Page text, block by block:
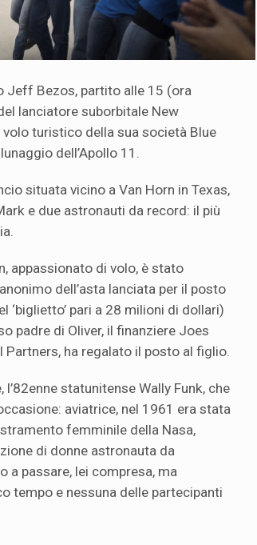
Jeff Bezos, partito alle 15 (ora
lanciatore suborbitale New
turistico della sua società Blue
dell’Apollo 11.
situata vicino a Van Horn in Texas,
e due astronauti da record: il più
appassionato di volo, è stato
dell’asta lanciata per il posto
‘biglietto’ pari a 28 milioni di dollari)
padre di Oliver, il finanziere Joes
Partners, ha regalato il posto al figlio.
l’82enne statunitense Wally Funk, che
aviatrice, nel 1961 era stata
femminile della Nasa,
di donne astronauta da
a passare, lei compresa, ma
tempo e nessuna delle partecipanti